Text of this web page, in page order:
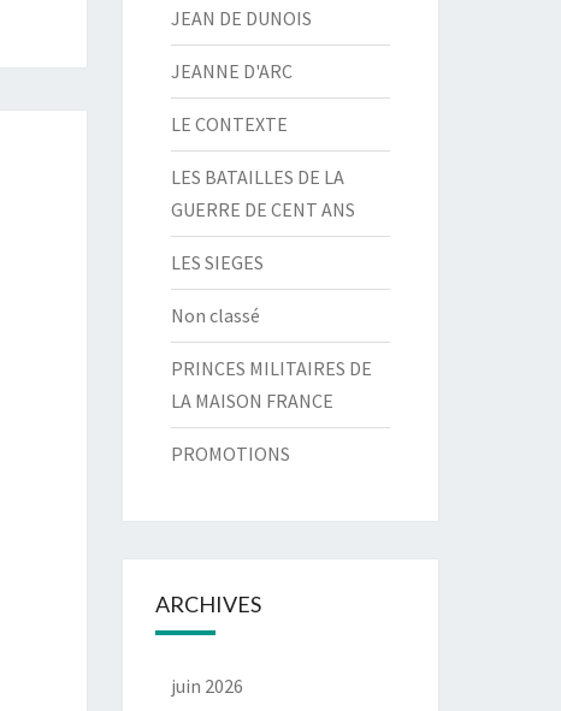
JEAN DE DUNOIS
JEANNE D'ARC
LE CONTEXTE
LES BATAILLES DE LA
GUERRE DE CENT ANS
LES SIEGES
Non classé
PRINCES MILITAIRES DE
LA MAISON FRANCE
PROMOTIONS
ARCHIVES
juin 2026